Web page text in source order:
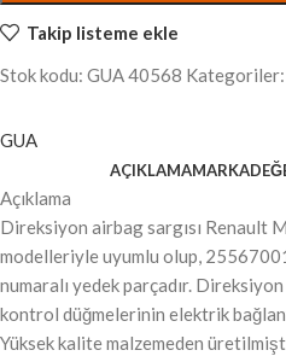
Takip listeme ekle
Stok kodu: GUA 40568 Kategoriler:
GUA
AÇIKLAMAMARKA
Açıklama
Direksiyon airbag sargısı Renault
modelleriyle uyumlu olup,
numaralı yedek parçadır.
kontrol düğmelerinin elektrik
Yüksek kalite malzemeden